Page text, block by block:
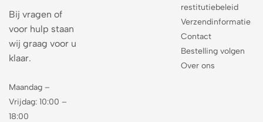
Bij vragen of
voor hulp staan
wij graag voor u
klaar.
Maandag –
Vrijdag: 10:00 –
18:00
restitutiebeleid
Verzendinformatie
Contact
Bestelling volgen
Over ons